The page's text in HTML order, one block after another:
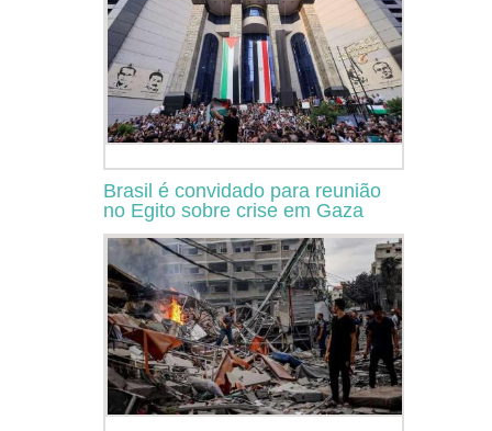
Brasil é convidado para reunião
no Egito sobre crise em Gaza